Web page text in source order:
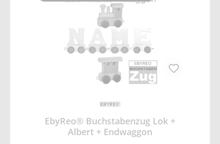
EbyReo® Buchstabenzug Lok +
Albert + Endwaggon